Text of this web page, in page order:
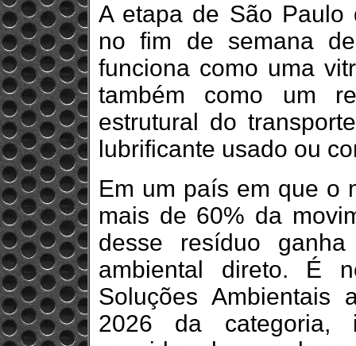
A etapa de São Paulo
no fim de semana
funciona como uma
também como um
estrutural do
lubrificante usado ou
Em um país em que o
mais de 60% da
desse resíduo
ambiental direto. É
Soluções Ambientais
2026 da categoria,